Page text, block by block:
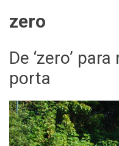
zero
De ‘zero’
porta